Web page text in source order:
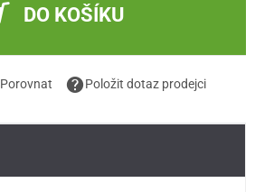
DO KOŠÍKU
Porovnat Položit dotaz prodejci